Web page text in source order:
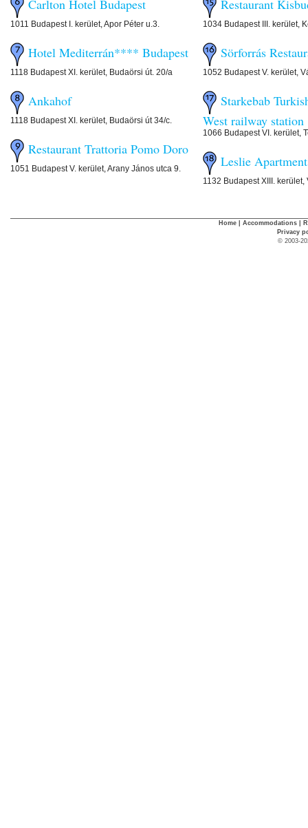
Carlton Hotel Budapest
1011 Budapest I. kerület, Apor Péter u.3.
Hotel Mediterrán**** Budapest
1118 Budapest XI. kerület, Budaörsi út. 20/a
Ankahof
1118 Budapest XI. kerület, Budaörsi út 34/c.
Restaurant Trattoria Pomo Doro
1051 Budapest V. kerület, Arany János utca 9.
Restaurant
1034 Budapest III. kerület,
Sörforrás
1052 Budapest V. kerület,
Starkebab
West railway station
1066 Budapest VI. kerület,
Leslie
1132 Budapest XIII.
Home Accommodations
Privacy
© 2003-